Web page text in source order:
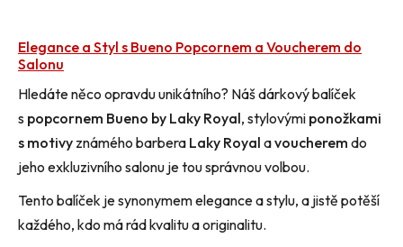
Elegance a Styl s Bueno Popcornem a Voucherem do
Salonu
Hledáte něco opravdu unikátního? Náš dárkový balíček
s popcornem Bueno by Laky Royal, stylovými ponožkami
s motivy známého barbera Laky Royal avoucherem do
jeho exkluzivního salonu je tou správnou volbou.
Tento balíček je synonymem elegance a stylu, a jistě potěší
každého, kdo má rád kvalitu a originalitu.